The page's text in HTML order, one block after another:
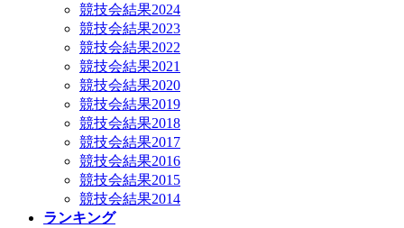
競技会結果2024
競技会結果2023
競技会結果2022
競技会結果2021
競技会結果2020
競技会結果2019
競技会結果2018
競技会結果2017
競技会結果2016
競技会結果2015
競技会結果2014
ランキング